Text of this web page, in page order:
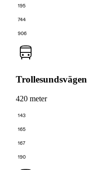
195
744
906
Trollesundsvägen
420 meter
143
165
167
190